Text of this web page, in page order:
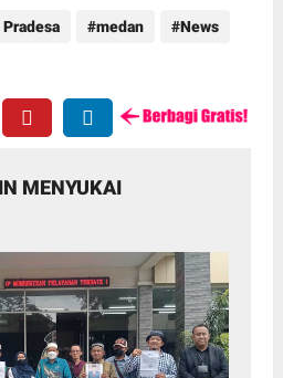
medan
News
MENYUKAI